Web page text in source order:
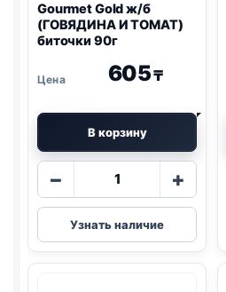
Gourmet Gold ж/б
(ГОВЯДИНА И ТОМАТ)
биточки 90г
605₸
В корзину
−
Количество
Gourmet
Gold
ж/
+
Узнать наличие